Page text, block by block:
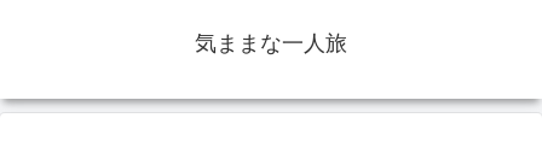
気ままな一人旅